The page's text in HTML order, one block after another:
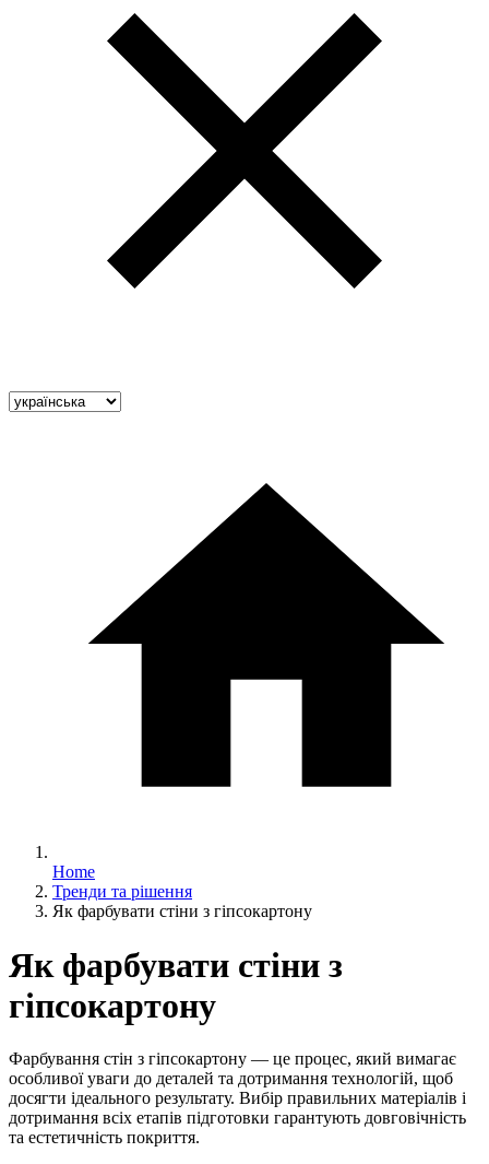
Home
Тренди та рішення
Як фарбувати стіни з гіпсокартону
Як фарбувати стіни з
гіпсокартону
Фарбування стін з гіпсокартону — це процес, який вимагає
особливої уваги до деталей та дотримання технологій, щоб
досягти ідеального результату. Вибір правильних матеріалів і
дотримання всіх етапів підготовки гарантують довговічність
та естетичність покриття.